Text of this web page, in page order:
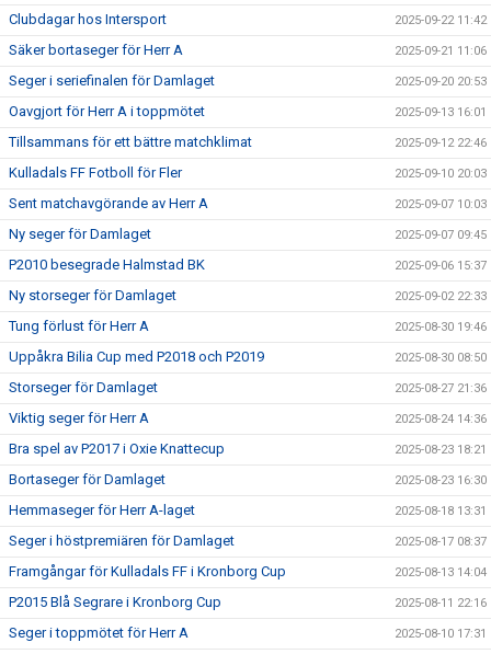
Clubdagar hos Intersport 2025-09-22 11:42
Säker bortaseger för Herr A 2025-09-21 11:06
Seger i seriefinalen för Damlaget 2025-09-20 20:53
Oavgjort för Herr A i toppmötet 2025-09-13 16:01
Tillsammans för ett bättre matchklimat 2025-09-12 22:46
Kulladals FF Fotboll för Fler 2025-09-10 20:03
Sent matchavgörande av Herr A 2025-09-07 10:03
Ny seger för Damlaget 2025-09-07 09:45
P2010 besegrade Halmstad BK 2025-09-06 15:37
Ny storseger för Damlaget 2025-09-02 22:33
Tung förlust för Herr A 2025-08-30 19:46
Uppåkra Bilia Cup med P2018 och P2019 2025-08-30 08:50
Storseger för Damlaget 2025-08-27 21:36
Viktig seger för Herr A 2025-08-24 14:36
Bra spel av P2017 i Oxie Knattecup 2025-08-23 18:21
Bortaseger för Damlaget 2025-08-23 16:30
Hemmaseger för Herr A-laget 2025-08-18 13:31
Seger i höstpremiären för Damlaget 2025-08-17 08:37
Framgångar för Kulladals FF i Kronborg Cup 2025-08-13 14:04
P2015 Blå Segrare i Kronborg Cup 2025-08-11 22:16
Seger i toppmötet för Herr A 2025-08-10 17:31